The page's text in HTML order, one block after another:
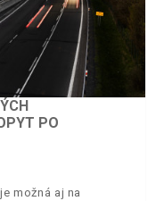
PO
možná aj na